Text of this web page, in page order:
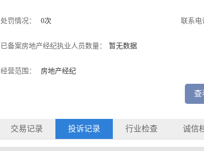
处罚情况： 0次 联系电
已备案房地产经纪执业人员数量： 暂无数据
经营范围： 房地产经纪
查
交易记录 投诉记录 行业检查 诚信